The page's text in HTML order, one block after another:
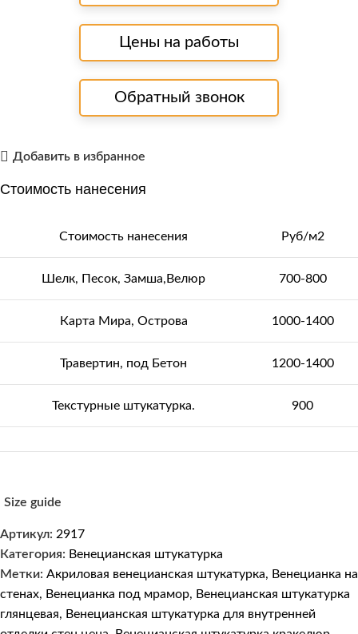
Цены на работы
Обратный звонок
Добавить в избранное
Стоимость нанесения
Стоимость нанесения Руб/м2
Шелк, Песок, Замша,Велюр 700-800
Карта Мира, Острова 1000-1400
Травертин, под Бетон 1200-1400
Текстурные штукатурка. 900
Size guide
Артикул: 2917
Категория: Венецианская штукатурка
Метки: Акриловая венецианская штукатурка, Венецианка на
стенах, Венецианка под мрамор, Венецианская штукатурка
глянцевая, Венецианская штукатурка для внутренней